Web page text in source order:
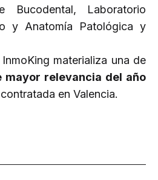
Bucodental, Laboratorio
y Anatomía Patológica y
materializa una de
mayor relevancia del año
en Valencia.